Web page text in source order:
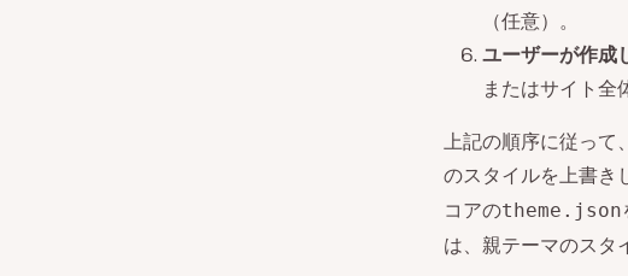
（任意）。
ユーザーが作成
またはサイト全
上記の順序に従って
のスタイルを上書き
コアのtheme.json
は、親テーマのスタ